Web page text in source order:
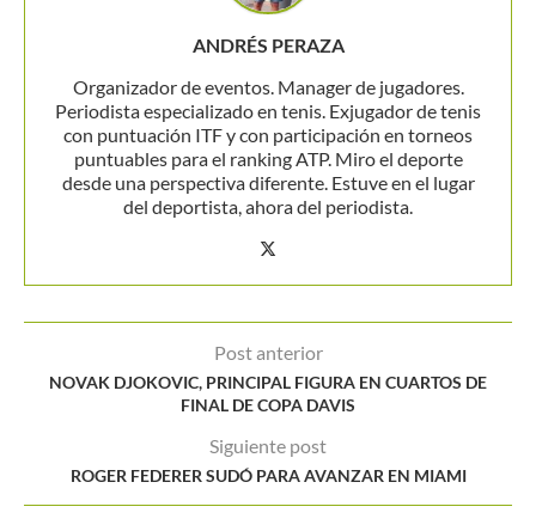
ANDRÉS PERAZA
Organizador de eventos. Manager de jugadores.
Periodista especializado en tenis. Exjugador de tenis
con puntuación ITF y con participación en torneos
puntuables para el ranking ATP. Miro el deporte
desde una perspectiva diferente. Estuve en el lugar
del deportista, ahora del periodista.
Post anterior
NOVAK DJOKOVIC, PRINCIPAL FIGURA EN CUARTOS DE
FINAL DE COPA DAVIS
Siguiente post
ROGER FEDERER SUDÓ PARA AVANZAR EN MIAMI